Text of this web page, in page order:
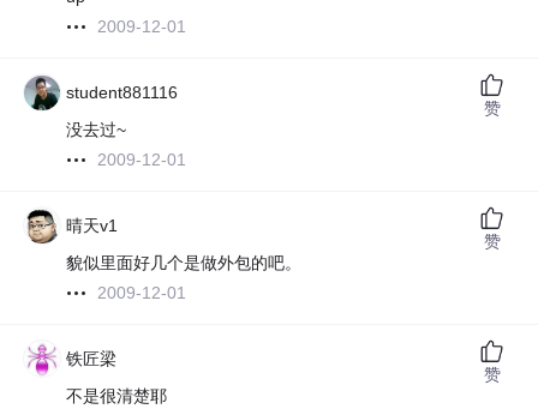
2009-12-01
student881116
没去过~
2009-12-01
赞
晴天v1
貌似里面好几个是做外包的吧。
2009-12-01
赞
铁匠梁
不是很清楚耶
赞